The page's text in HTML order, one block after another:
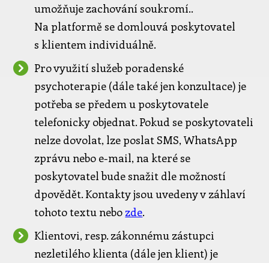
umožňuje zachování soukromí..
Na platformě se domlouvá poskytovatel
s klientem individuálně.
Pro využití služeb poradenské
psychoterapie (dále také jen konzultace) je
potřeba se předem u poskytovatele
telefonicky objednat. Pokud se poskytovateli
nelze dovolat, lze poslat SMS, WhatsApp
zprávu nebo e-mail, na které se
poskytovatel bude snažit dle možností
dpovědět. Kontakty jsou uvedeny v záhlaví
tohoto textu nebo zde.
Klientovi, resp. zákonnému zástupci
nezletilého klienta (dále jen klient) je